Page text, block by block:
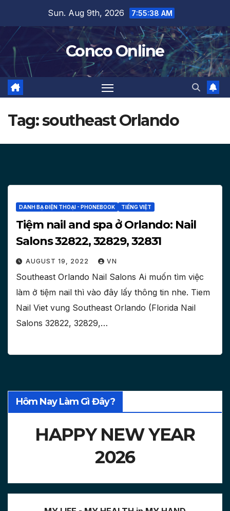
content
Sun. Aug 9th, 2026 7:55:38 AM
Conco Online
Tag:southeast Orlando
DANH BẠ ĐIỆN THOẠI - PHONEBOOK TIẾNG VIỆT
Tiệm nail and spa ở Orlando: Nail
Salons 32822, 32829, 32831
AUGUST 19, 2022 VN
Southeast Orlando Nail Salons Ai muốn tìm việc
làm ở tiệm nail thì vào đây lấy thông tin nhe. Tiem
Nail Viet vung Southeast Orlando (Florida Nail
Salons 32822, 32829,…
Hôm Nay Làm Gì Đây?
HAPPY NEW YEAR
2026